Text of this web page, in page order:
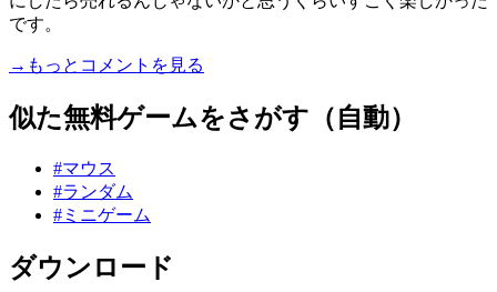
です。
→もっとコメントを見る
似た無料ゲームをさがす（自動）
#マウス
#ランダム
#ミニゲーム
ダウンロード